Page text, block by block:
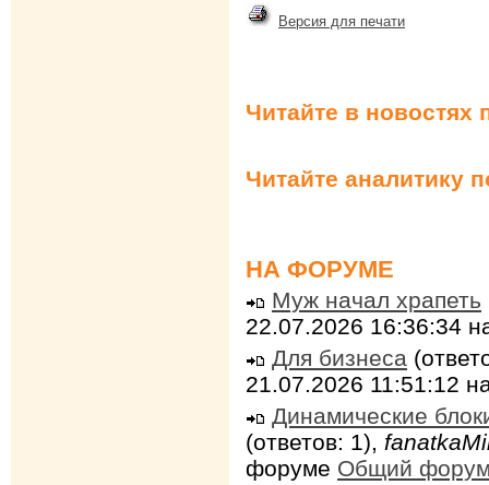
Версия для печати
Читайте в новостях
Читайте аналитику
НА ФОРУМЕ
Муж начал храпеть
22.07.2026 16:36:34
Для бизнеса
21.07.2026 11:51:12
Динамические
(ответов: 1),
форуме Общий